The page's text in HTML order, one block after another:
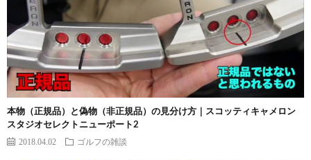
本物（正規品）と偽物（非正規品）の見分け方｜スコッティキャメロン
スタジオセレクトニューポート2
2018.04.02 ゴルフの雑談